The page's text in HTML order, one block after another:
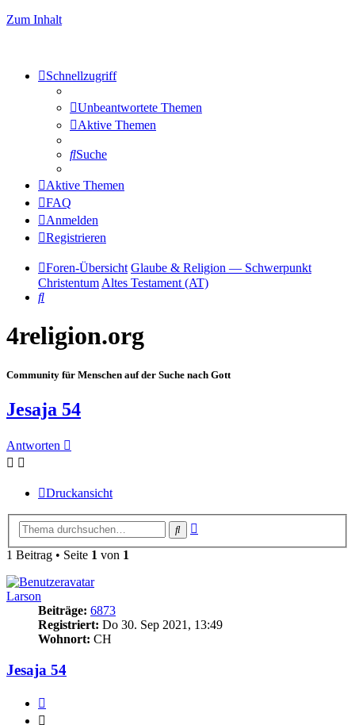
Zum Inhalt
Schnellzugriff
Unbeantwortete Themen
Aktive Themen
Suche
Aktive Themen
FAQ
Anmelden
Registrieren
Foren-Übersicht Glaube & Religion — Schwerpunkt
Christentum Altes Testament (AT)
Suche
4religion.org
Community für Menschen auf der Suche nach Gott
Jesaja 54
Antworten
Druckansicht
Suche
1 Beitrag • Seite 1 von 1
Larson
Beiträge: 6873
Registriert: Do 30. Sep 2021, 13:49
Wohnort: CH
Jesaja 54